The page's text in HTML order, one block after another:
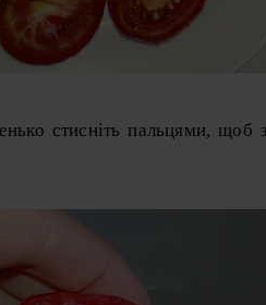
стисніть пальцями, щоб